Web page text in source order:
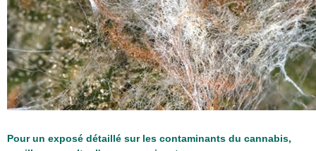
Pour un exposé détaillé sur les contaminants du cannabis,